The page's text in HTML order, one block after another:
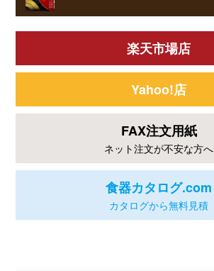
楽天市場店
Yahoo!店
FAX注文用紙
ネット注文が不安な方へ
食器カタログ.com
カタログから無料見積